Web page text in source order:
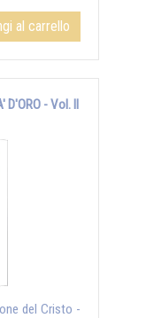
al carrello
D'ORO - Vol. II
del Cristo -